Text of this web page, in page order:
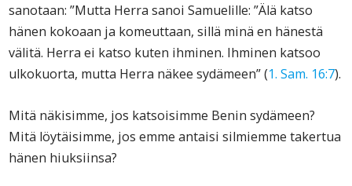
sanotaan: ”Mutta Herra sanoi Samuelille: ”Älä katso
hänen kokoaan ja komeuttaan, sillä minä en hänestä
välitä. Herra ei katso kuten ihminen. Ihminen katsoo
ulkokuorta, mutta Herra näkee sydämeen” (1. Sam. 16:7).
Mitä näkisimme, jos katsoisimme Benin sydämeen?
Mitä löytäisimme, jos emme antaisi silmiemme takertua
hänen hiuksiinsa?